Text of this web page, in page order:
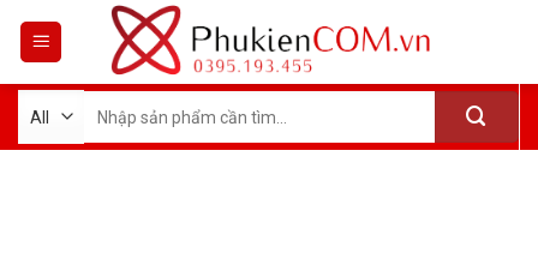
kiếm: